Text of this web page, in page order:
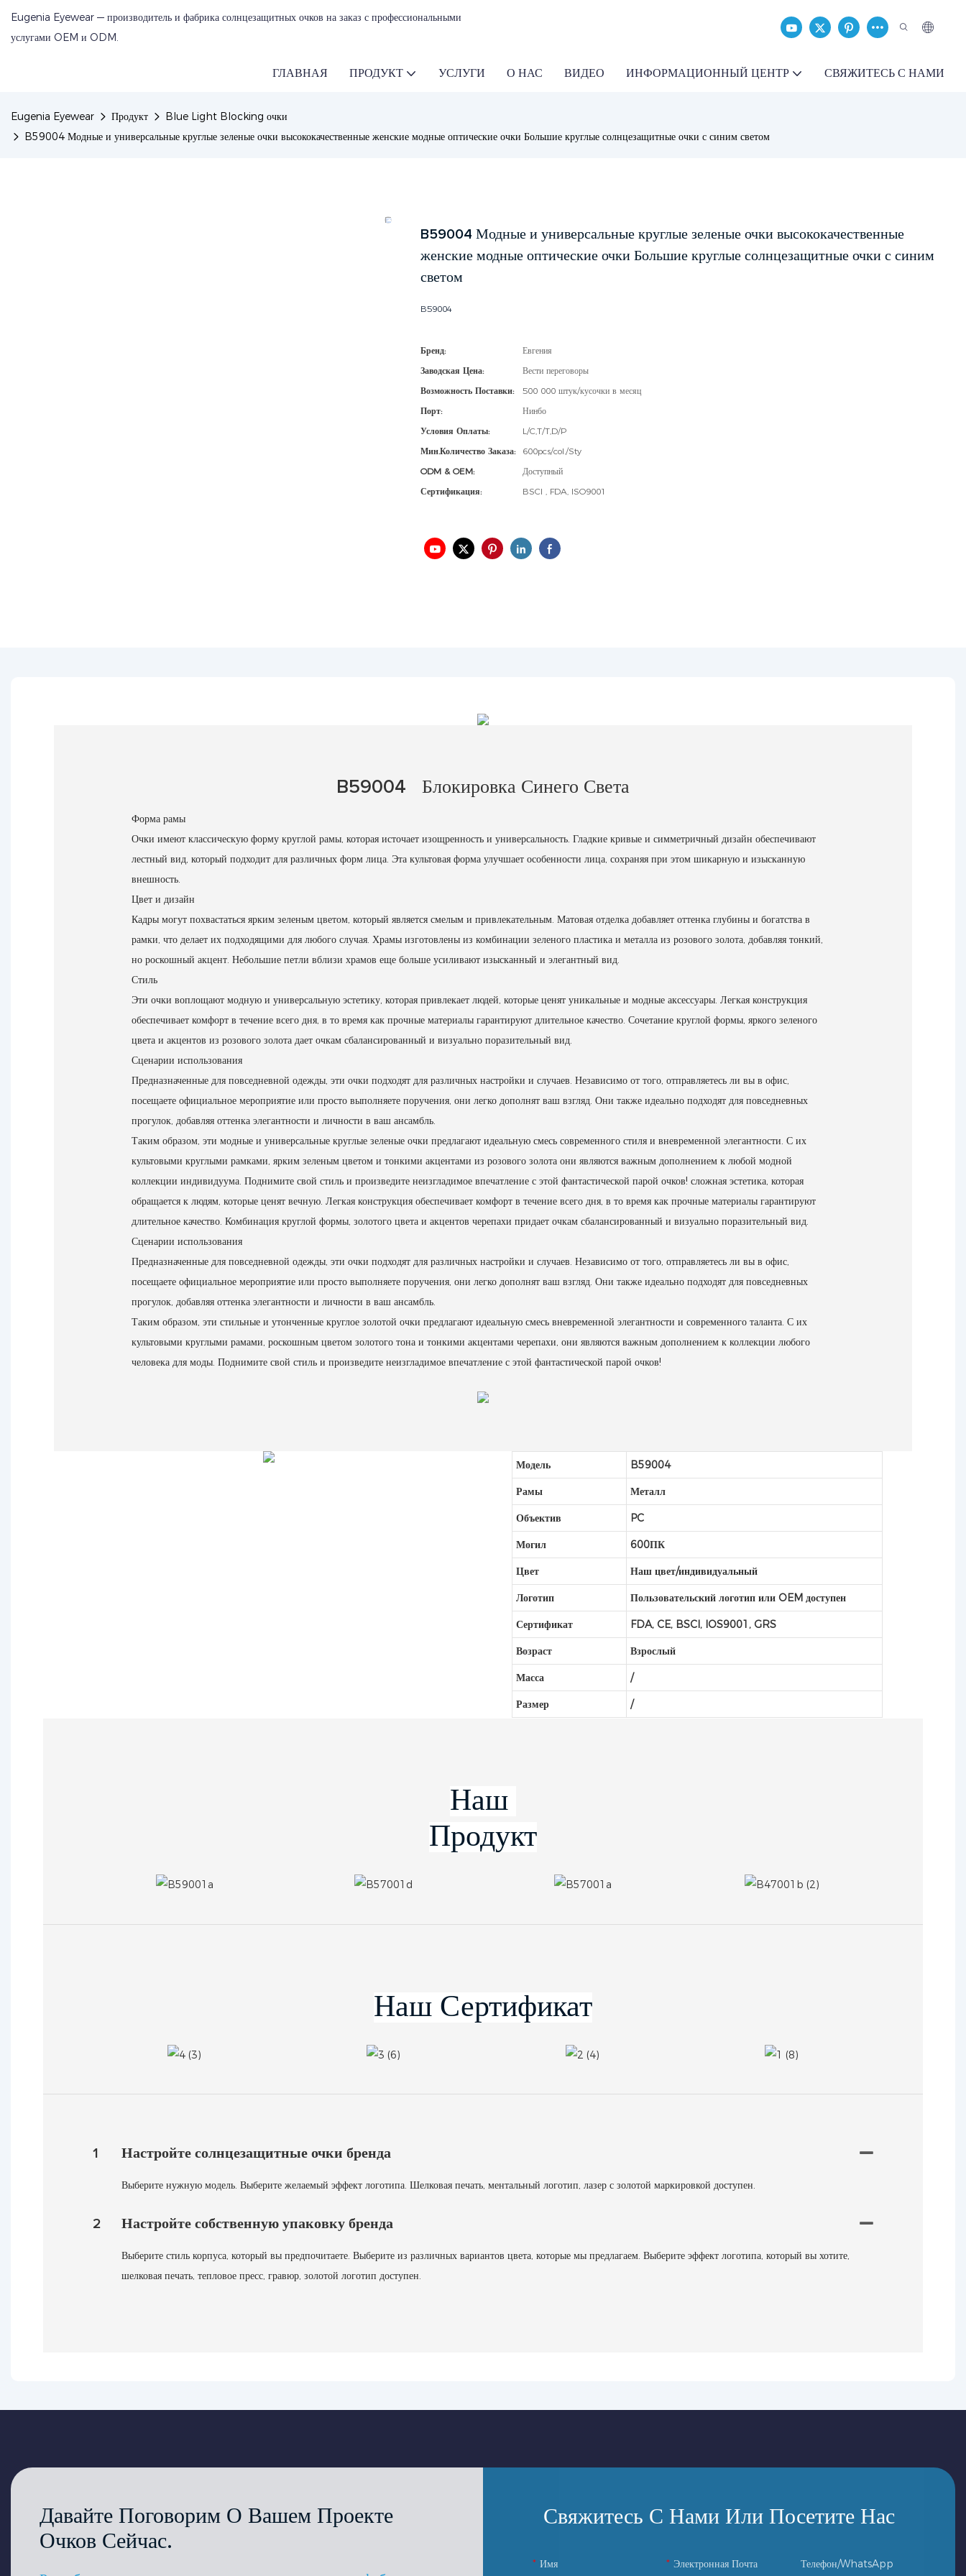
Eugenia Eyewear — производитель и фабрика солнцезащитных очков на заказ с профессиональными
услугами OEM и ODM.
ГЛАВНАЯ ПРОДУКТ УСЛУГИ О НАС ВИДЕО ИНФОРМАЦИОННЫЙ ЦЕНТР СВЯЖИТЕСЬ С НАМИ
Eugenia Eyewear Продукт
Blue Light Blocking очки
B59004 Модные и универсальные круглые зеленые очки высококачественные женские модные оптические очки Большие круглые солнцезащитные очки с синим светом
B59004 Модные и универсальные круглые зеленые очки высококачественные
женские модные оптические очки Большие круглые солнцезащитные очки с синим
светом
B59004
Бренд:
Евгения
Заводская Цена:
Вести переговоры
Возможность Поставки:
500 000 штук/кусочки в месяц
Порт:
Нинбо
Условия Оплаты:
L/C,T/T,D/P
Мин.количество Заказа:
600pcs/col./Sty
ODM & OEM:
Доступный
Сертификация:
BSCI , FDA, ISO9001
B59004 Блокировка Синего Света
Форма рамы
Очки имеют классическую форму круглой рамы, которая источает изощренность и универсальность. Гладкие кривые и симметричный дизайн обеспечивают
лестный вид, который подходит для различных форм лица. Эта культовая форма улучшает особенности лица, сохраняя при этом шикарную и изысканную
внешность.
Цвет и дизайн
Кадры могут похвастаться ярким зеленым цветом, который является смелым и привлекательным. Матовая отделка добавляет оттенка глубины и богатства в
рамки, что делает их подходящими для любого случая. Храмы изготовлены из комбинации зеленого пластика и металла из розового золота, добавляя тонкий,
но роскошный акцент. Небольшие петли вблизи храмов еще больше усиливают изысканный и элегантный вид.
Стиль
Эти очки воплощают модную и универсальную эстетику, которая привлекает людей, которые ценят уникальные и модные аксессуары. Легкая конструкция
обеспечивает комфорт в течение всего дня, в то время как прочные материалы гарантируют длительное качество. Сочетание круглой формы, яркого зеленого
цвета и акцентов из розового золота дает очкам сбалансированный и визуально поразительный вид.
Сценарии использования
Предназначенные для повседневной одежды, эти очки подходят для различных настройки и случаев. Независимо от того, отправляетесь ли вы в офис,
посещаете официальное мероприятие или просто выполняете поручения, они легко дополнят ваш взгляд. Они также идеально подходят для повседневных
прогулок, добавляя оттенка элегантности и личности в ваш ансамбль.
Таким образом, эти модные и универсальные круглые зеленые очки предлагают идеальную смесь современного стиля и вневременной элегантности. С их
культовыми круглыми рамками, ярким зеленым цветом и тонкими акцентами из розового золота они являются важным дополнением к любой модной
коллекции индивидуума. Поднимите свой стиль и произведите неизгладимое впечатление с этой фантастической парой очков! сложная эстетика, которая
обращается к людям, которые ценят вечную. Легкая конструкция обеспечивает комфорт в течение всего дня, в то время как прочные материалы гарантируют
длительное качество. Комбинация круглой формы, золотого цвета и акцентов черепахи придает очкам сбалансированный и визуально поразительный вид.
Сценарии использования
Предназначенные для повседневной одежды, эти очки подходят для различных настройки и случаев. Независимо от того, отправляетесь ли вы в офис,
посещаете официальное мероприятие или просто выполняете поручения, они легко дополнят ваш взгляд. Они также идеально подходят для повседневных
прогулок, добавляя оттенка элегантности и личности в ваш ансамбль.
Таким образом, эти стильные и утонченные круглое золотой очки предлагают идеальную смесь вневременной элегантности и современного таланта. С их
культовыми круглыми рамами, роскошным цветом золотого тона и тонкими акцентами черепахи, они являются важным дополнением к коллекции любого
человека для моды. Поднимите свой стиль и произведите неизгладимое впечатление с этой фантастической парой очков!
Модель B59004
Рамы Металл
Объектив PC
Могил 600ПК
Цвет Наш цвет/индивидуальный
Логотип Пользовательский логотип или OEM доступен
Сертификат FDA, CE, BSCI, IOS9001, GRS
Возраст Взрослый
Масса /
Размер /
Продукт
1 Настройте солнцезащитные очки бренда
Выберите нужную модель. Выберите желаемый эффект логотипа. Шелковая печать, ментальный логотип, лазер с золотой маркировкой доступен.
2 Настройте собственную упаковку бренда
Выберите стиль корпуса, который вы предпочитаете. Выберите из различных вариантов цвета, которые мы предлагаем. Выберите эффект логотипа, который вы хотите,
шелковая печать, тепловое пресс, гравюр, золотой логотип доступен.
Давайте Поговорим О Вашем Проекте
Очков Сейчас.
Свяжитесь С Нами Или Посетите Нас
Имя Электронная Почта Телефон/WhatsApp